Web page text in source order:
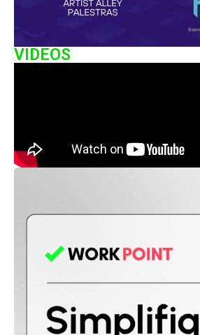
VIDEOS